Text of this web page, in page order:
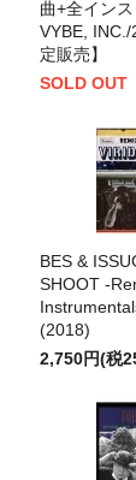
曲+全イン
VYBE,
定販売】
SOLD OUT
BES &
SHOOT -
(2018)
2,750円(税